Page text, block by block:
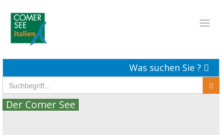
Was suchen Sie ?
Der Comer See